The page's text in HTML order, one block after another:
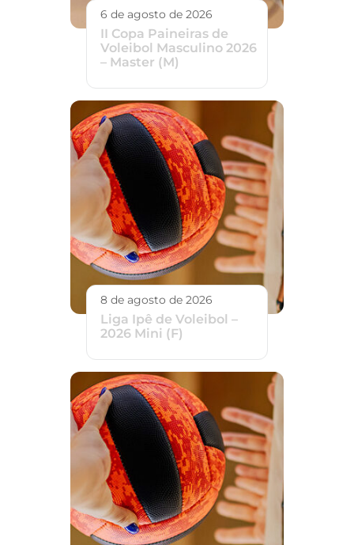
6 de agosto de 2026
II Copa Paineiras de
Voleibol Masculino 2026
– Master (M)
8 de agosto de 2026
Liga Ipê de Voleibol –
2026 Mini (F)